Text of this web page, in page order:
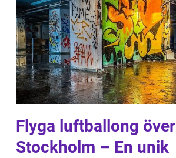
Flyga luftballong över
Stockholm – En unik